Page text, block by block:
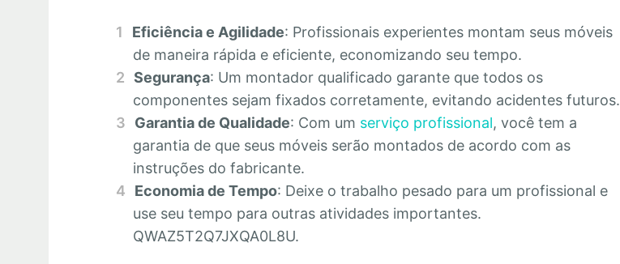
Eficiência e Agilidade: Profissionais experientes montam seus móveis
de maneira rápida e eficiente, economizando seu tempo.
Segurança: Um montador qualificado garante que todos os
componentes sejam fixados corretamente, evitando acidentes futuros.
Garantia de Qualidade: Com um serviço profissional, você tem a
garantia de que seus móveis serão montados de acordo com as
instruções do fabricante.
Economia de Tempo: Deixe o trabalho pesado para um profissional e
use seu tempo para outras atividades importantes.
QWAZ5T2Q7JXQA0L8U.